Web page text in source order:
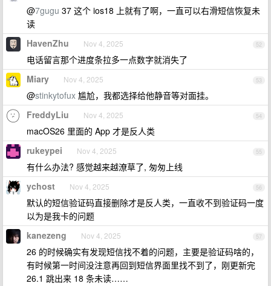
@7gugu 37 这个 ios18 上就有了啊，一直可以右滑短信恢复未
读
52
HavenZhu Nov 4, 2025
电话留言那个进度条拉多一点数字就消失了
53
Miary Nov 4, 2025
@stinkytofux 尴尬，我都选择给他静音等对面挂。
54
FreddyLiu Nov 4, 2025
macOS26 里面的 App 才是反人类
55
rukeypei Nov 4, 2025
有什么办法? 感觉越来越潦草了, 匆匆上线
56
ychost Nov 4, 2025
默认的短信验证码直接删除才是反人类，一直收不到验证码一度
以为是我卡的问题
57
kanezeng Nov 4, 2025
26 的时候确实有发现短信找不着的问题，主要是验证码啥的，
有时候第一时间没注意再回到短信界面里找不到了，刚更新完
26.1 跳出来 18 条未读……